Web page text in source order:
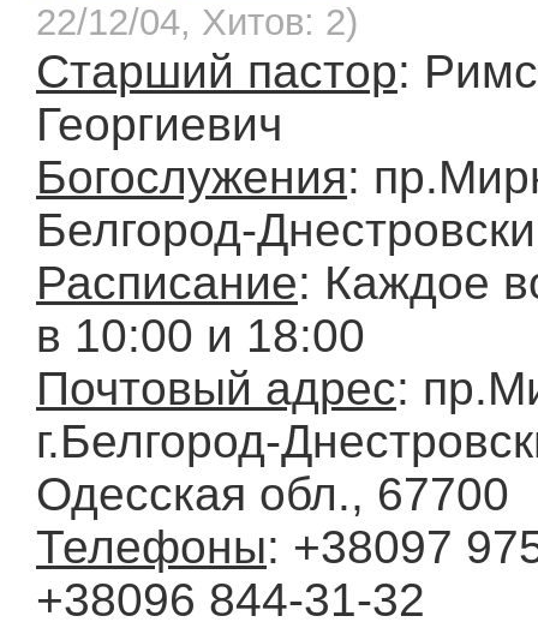
22/12/04, Хитов: 2)
Старший пастор:
Георгиевич
Богослужения:
Белгород-
Расписание: Каждое
в 10:00 и 18:00
Почтовый адрес:
г.Белгород-
Одесская обл., 67700
Телефоны: +38097
+38096 844-31-32